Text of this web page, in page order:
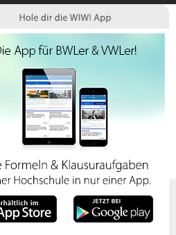
Cookies. Indem
ihre Angebote nutzen